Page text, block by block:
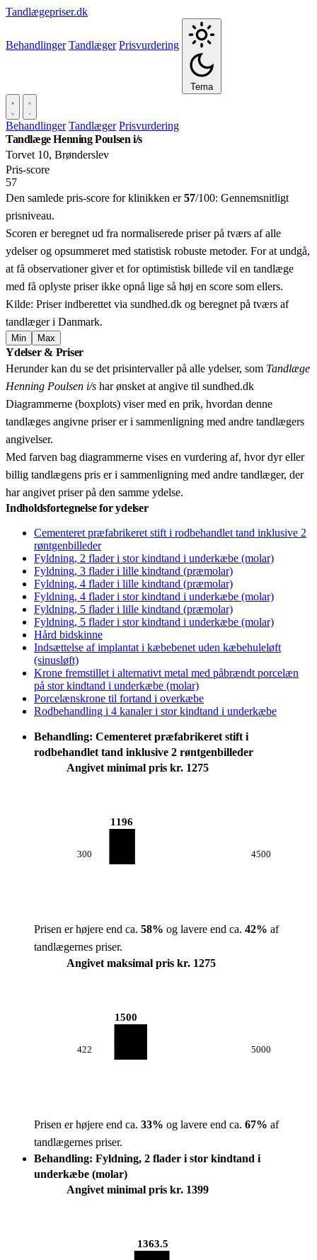
Tandlægepriser.dk
Behandlinger Tandlæger Prisvurdering
Tema
Behandlinger Tandlæger Prisvurdering
Tandlæge Henning Poulsen i/s
Torvet 10, Brønderslev
Pris‑score
57
Den samlede pris-score for klinikken er57/100: Gennemsnitligt
prisniveau.
Scoren er beregnet ud fra normaliserede priser på tværs af alle
ydelser og opsummeret med statistisk robuste metoder. For at undgå,
at få observationer giver et for optimistisk billede vil en tandlæge
med få oplyste priser ikke opnå lige så høj en score som ellers.
Kilde: Priser indberettet via sundhed.dk og beregnet på tværs af
tandlæger i Danmark.
Min Max
+
−
Ydelser & Priser
Herunder kan du se det prisintervaller på alle ydelser, som Tandlæge
Henning Poulsen i/s har ønsket at angive til sundhed.dk
Diagrammerne (boxplots) viser med en prik, hvordan denne
tandlæges angivne priser er i sammenligning med andre tandlægers
angivelser.
Med farven bag diagrammerne vises en vurdering af, hvor dyr eller
billig tandlægens pris er i sammenligning med andre tandlæger, der
har angivet priser på den samme ydelse.
Indholdsfortegnelse for ydelser
Cementeret præfabrikeret stift i rodbehandlet tand inklusive 2
røntgenbilleder
Fyldning, 2 flader i stor kindtand i underkæbe (molar)
Fyldning, 3 flader i lille kindtand (præmolar)
Fyldning, 4 flader i lille kindtand (præmolar)
Fyldning, 4 flader i stor kindtand i underkæbe (molar)
Fyldning, 5 flader i lille kindtand (præmolar)
Fyldning, 5 flader i stor kindtand i underkæbe (molar)
Hård bidskinne
Indsættelse af implantat i kæbebenet uden kæbehuleløft
(sinusløft)
Krone fremstillet i alternativt metal med påbrændt porcelæn
på stor kindtand i underkæbe (molar)
Porcelænskrone til fortand i overkæbe
Rodbehandling i 4 kanaler i stor kindtand i underkæbe
Behandling: Cementeret præfabrikeret stift i
rodbehandlet tand inklusive 2 røntgenbilleder
Angivet minimal pris kr. 1275
300
1196
4500
Prisen er højere end ca. 58% og lavere end ca. 42% af
tandlægernes priser.
Angivet maksimal pris kr. 1275
422
1500
5000
Prisen er højere end ca. 33% og lavere end ca. 67% af
tandlægernes priser.
Behandling: Fyldning, 2 flader i stor kindtand i
underkæbe (molar)
Angivet minimal pris kr. 1399
1363.5